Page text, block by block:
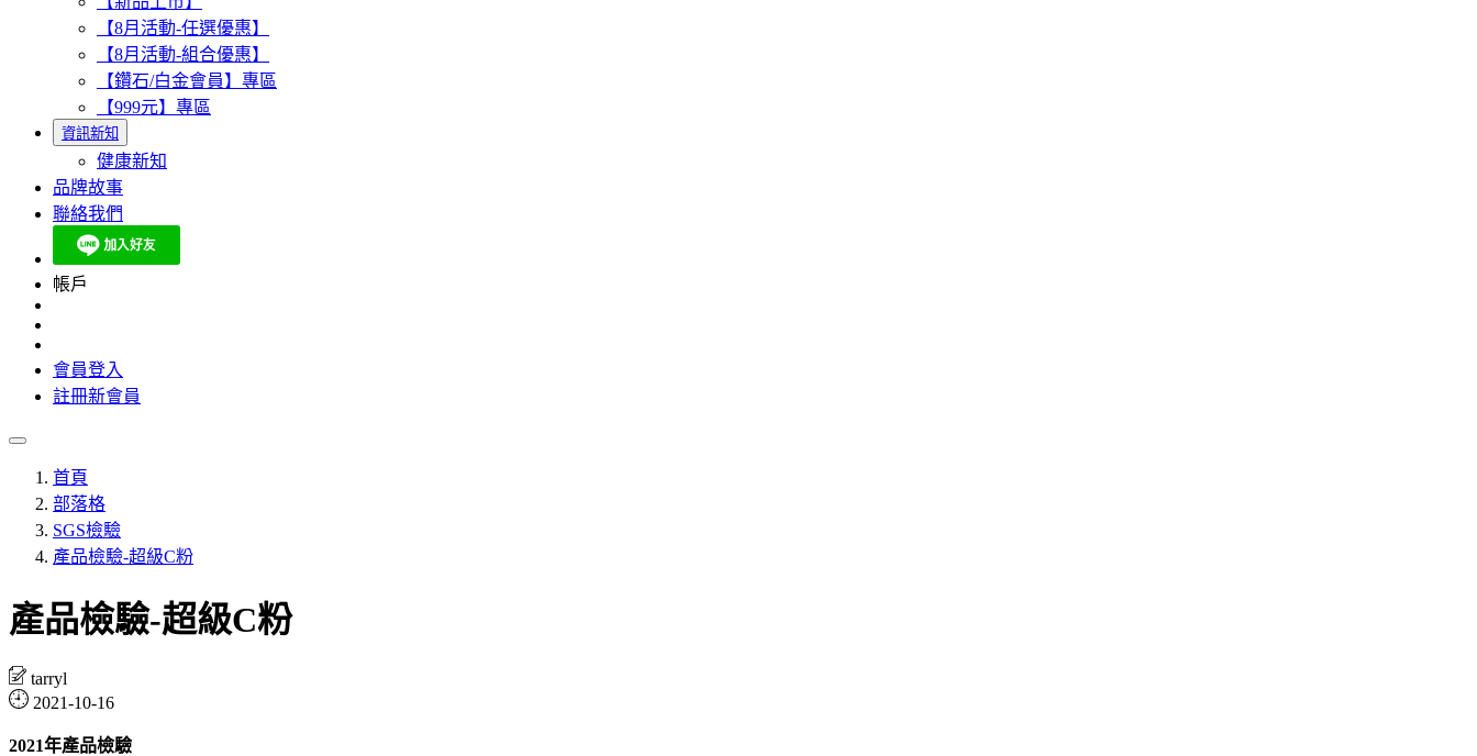
【8月活動-任選優惠】
【8月活動-組合優惠】
【鑽石/白金會員】專區
【999元】專區
資訊新知
健康新知
品牌故事
聯絡我們
帳戶
會員登入
註冊新會員
首頁
部落格
SGS檢驗
產品檢驗-超級C粉
產品檢驗-超級C粉
tarryl
2021-10-16
2021年產品檢驗